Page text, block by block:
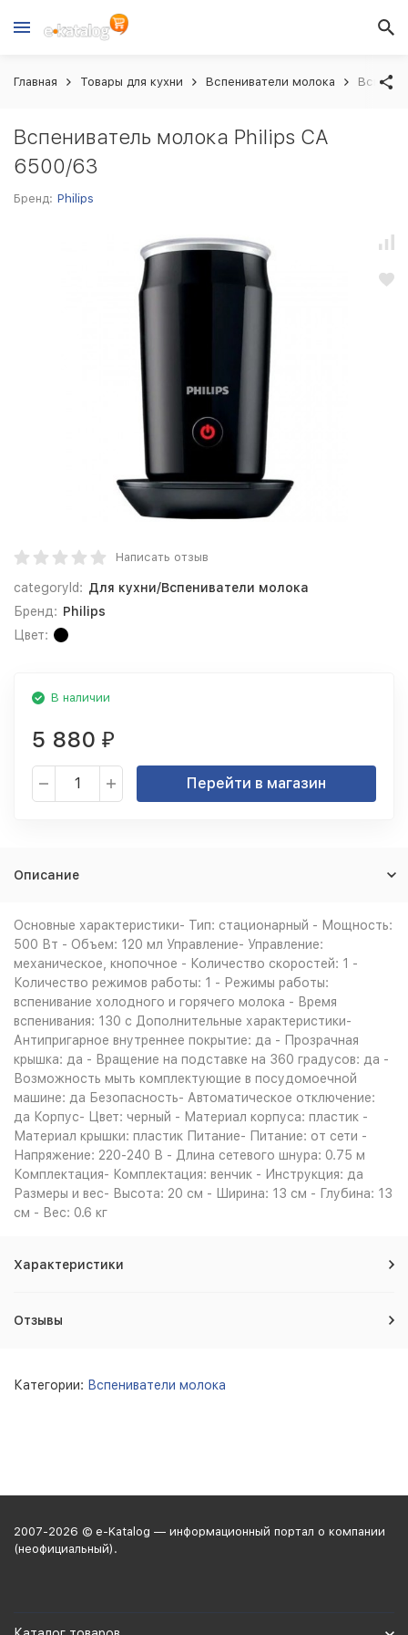
Главная Товары для кухни Вспениватели молока
Вспениватель молока Philips CA
6500/63
Бренд: Philips
Написать отзыв
categoryId: Для кухни/Вспениватели молока
Бренд: Philips
Цвет:
В наличии
5 880 ₽
Перейти в магазин
Описание
Основные характеристики- Тип: стационарный - Мощность:
500 Вт - Объем: 120 мл Управление- Управление:
механическое, кнопочное - Количество скоростей: 1 -
Количество режимов работы: 1 - Режимы работы:
вспенивание холодного и горячего молока - Время
вспенивания: 130 с Дополнительные характеристики-
Антипригарное внутреннее покрытие: да - Прозрачная
крышка: да - Вращение на подставке на 360 градусов: да -
Возможность мыть комплектующие в посудомоечной
машине: да Безопасность- Автоматическое отключение:
да Корпус- Цвет: черный - Материал корпуса: пластик -
Материал крышки: пластик Питание- Питание: от сети -
Напряжение: 220-240 В - Длина сетевого шнура: 0.75 м
Комплектация- Комплектация: венчик - Инструкция: да
Размеры и вес- Высота: 20 см - Ширина: 13 см - Глубина: 13
см - Вес: 0.6 кг
Характеристики
Отзывы
Категории: Вспениватели молока
2007-2026 © e-Katalog — информационный портал о компании
(неофициальный).